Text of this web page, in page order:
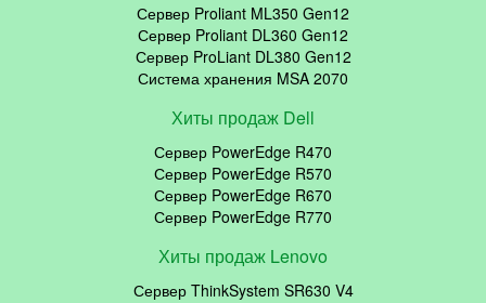
Сервер Proliant ML350 Gen12
Сервер Proliant DL360 Gen12
Сервер ProLiant DL380 Gen12
Система хранения MSA 2070
Хиты продаж Dell
Сервер PowerEdge R470
Сервер PowerEdge R570
Сервер PowerEdge R670
Сервер PowerEdge R770
Хиты продаж Lenovo
Сервер ThinkSystem SR630 V4